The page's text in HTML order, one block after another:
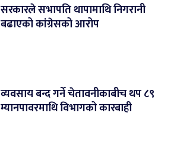
सरकारले सभापति थापामाथि निगरानी
बढाएको कांग्रेसको आरोप
व्यवसाय बन्द गर्ने चेतावनीकाबीच थप ८९
म्यानपावरमाथि विभागको कारबाही